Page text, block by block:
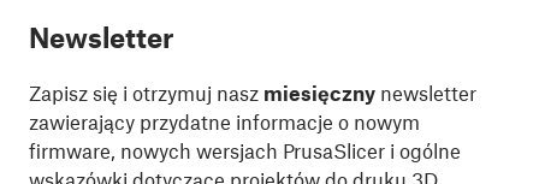
Newsletter
Zapisz się i otrzymuj nasz miesięczny newsletter
zawierający przydatne informacje o nowym
firmware, nowych wersjach PrusaSlicer i ogólne
wskazówki dotyczące projektów do druku 3D.